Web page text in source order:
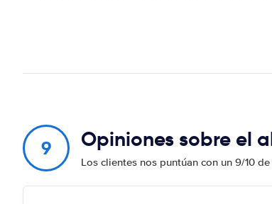
9 Opiniones sobre el
Los clientes nos puntúan con un 9/10